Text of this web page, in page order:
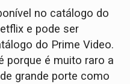
no catálogo do
e pode ser
do Prime Video.
porque é muito raro a
grande porte como